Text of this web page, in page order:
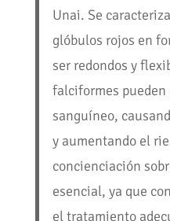
Unai. Se
glóbulos rojos en
ser redondos y
falciformes
sanguíneo,
y aumentando el
concienciación
esencial, ya que
el tratamiento